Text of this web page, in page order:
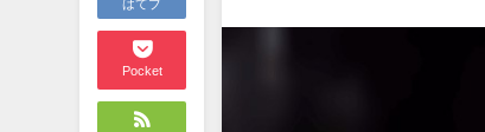
はてブ
Pocket